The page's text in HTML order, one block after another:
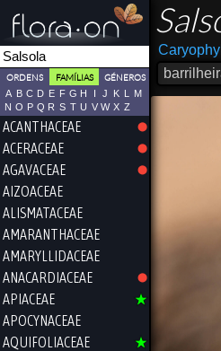
ORDENS FAMÍLIAS GÉNEROS
A B C D E F G H I J K L
M
N O P Q R S T U V W X Z
ACANTHACEAE
ACERACEAE
AGAVACEAE
AIZOACEAE
ALISMATACEAE
AMARANTHACEAE
AMARYLLIDACEAE
ANACARDIACEAE
APIACEAE
APOCYNACEAE
AQUIFOLIACEAE